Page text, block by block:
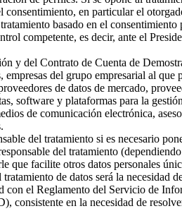
consentimiento, en particular el
basado en el
competente, es decir, ante el
y del Contrato de Cuenta de
del grupo empresarial al que
de datos de mercado,
software y plataformas para la
de comunicación electrónica,
del tratamiento si es necesario
del tratamiento
facilite otros datos personales
de datos será la necesidad
con el Reglamento del Servicio de
consistente en la necesidad de